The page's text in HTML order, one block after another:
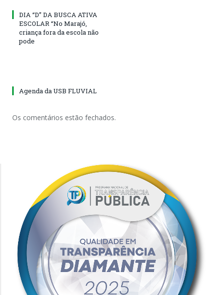
DIA “D” DA BUSCA ATIVA
ESCOLAR “No Marajó,
criança fora da escola não
pode
Agenda da USB FLUVIAL
Os comentários estão fechados.